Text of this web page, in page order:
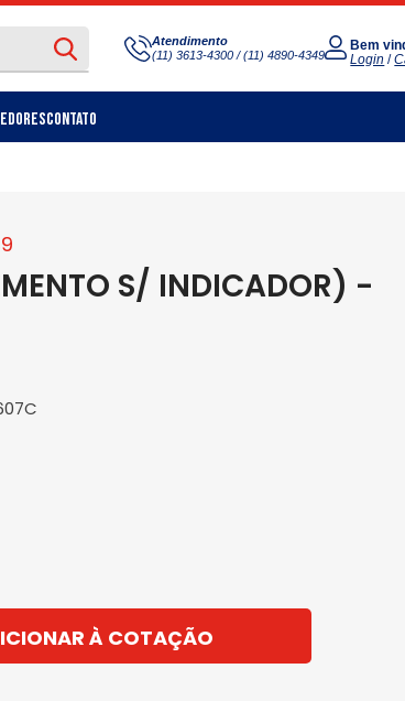
Atendimento
(11) 3613-4300 / (11) 4890-4349
Bem
Login /
Contato
S/ INDICADOR) -
À COTAÇÃO